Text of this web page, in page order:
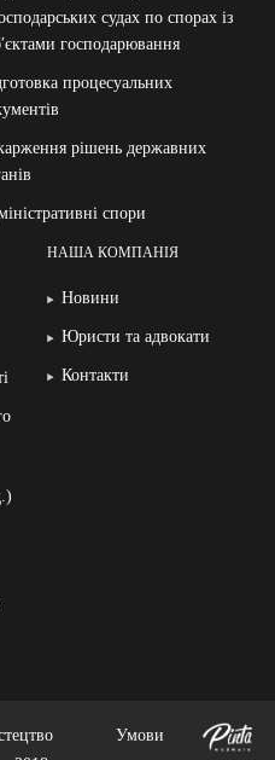
судах по спорах із
господарювання
процесуальних
рішень державних
спори
НАША КОМПАНІЯ
Новини
Юристи та адвокати
Контакти
Умови